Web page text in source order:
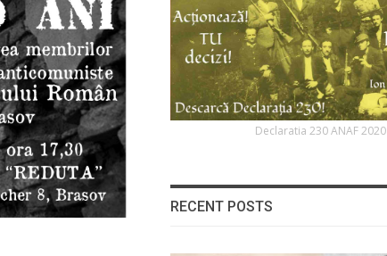
Declaratia 230 ANAF 2020
RECENT POSTS